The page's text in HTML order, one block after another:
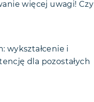
więcej uwagi! Czy
wykształcenie i
dla pozostałych